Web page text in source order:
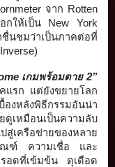
จาก Rotten
กให้เป็น New York
นชมว่าเป็นภาคต่อที่
เกมพร้อมตาย 2”
แรก แต่ยังขยายโลก
องหลังพิธีกรรมอันน่า
ดูเหมือนเป็นความลับ
สู่เครือข่ายของหลาย
ณฑ์ ความเชื่อ และ
อดที่เข้มข้น ดุเดือด